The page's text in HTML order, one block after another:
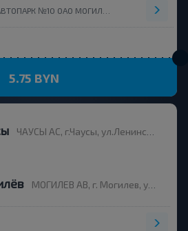
5.75 BYN
ЧАУСЫ АС, г.Чаусы, ул.Ленинская, 2-А
МОГИЛЕВ АВ, г. Могилев, ул. Ленинская 93, Беларусь